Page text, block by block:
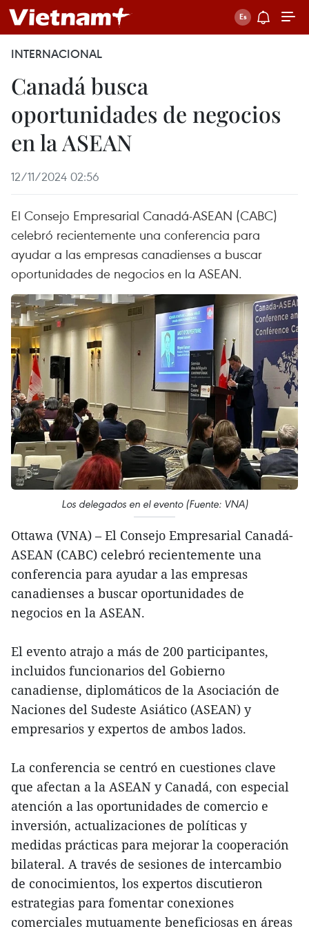
INTERNACIONAL
Canadá busca
oportunidades de negocios
en la ASEAN
12/11/2024 02:56
El Consejo Empresarial Canadá-ASEAN (CABC)
celebró recientemente una conferencia para
ayudar a las empresas canadienses a buscar
oportunidades de negocios en la ASEAN.
Los delegados en el evento (Fuente: VNA)
Ottawa (VNA) – El Consejo Empresarial Canadá-
ASEAN (CABC) celebró recientemente una
conferencia para ayudar a las empresas
canadienses a buscar oportunidades de
negocios en la ASEAN.
El evento atrajo a más de 200 participantes,
incluidos funcionarios del Gobierno
canadiense, diplomáticos de la Asociación de
Naciones del Sudeste Asiático (ASEAN) y
empresarios y expertos de ambos lados.
La conferencia se centró en cuestiones clave
que afectan a la ASEAN y Canadá, con especial
atención a las oportunidades de comercio e
inversión, actualizaciones de políticas y
medidas prácticas para mejorar la cooperación
bilateral. A través de sesiones de intercambio
de conocimientos, los expertos discutieron
estrategias para fomentar conexiones
comerciales mutuamente beneficiosas en áreas